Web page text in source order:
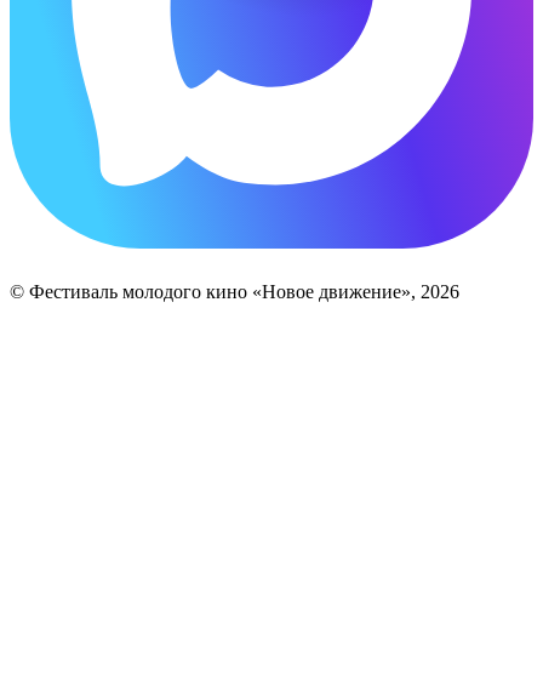
© Фестиваль молодого кино «Новое движение», 2026